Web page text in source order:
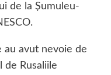
de la Şumuleu-
au avut nevoie de
de Rusaliile